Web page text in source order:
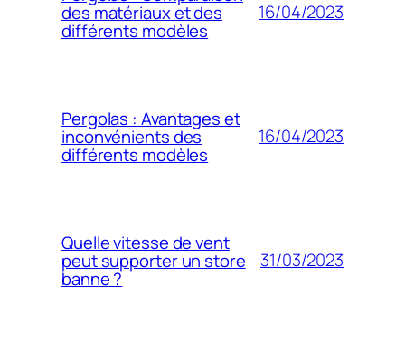
des matériaux et des
différents modèles
16/04/2023
Pergolas : Avantages et
inconvénients des
différents modèles
16/04/2023
Quelle vitesse de vent
peut supporter un store
banne ?
31/03/2023